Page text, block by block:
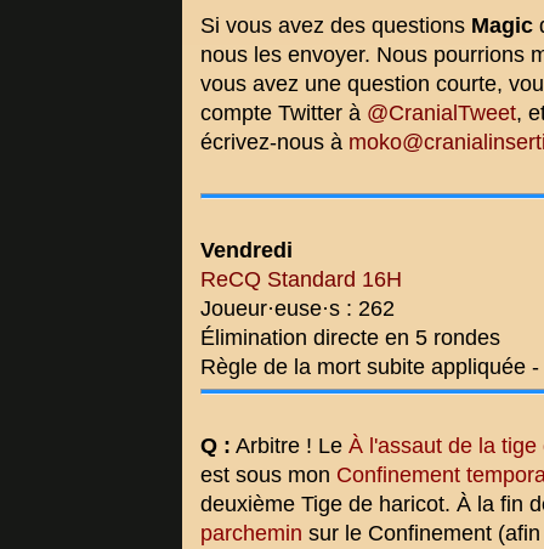
Si vous avez des questions Magic
nous les envoyer. Nous pourrions
vous avez une question courte,
compte Twitter à @CranialTweet,
écrivez-nous à
Vendredi
ReCQ Standard 16H
Joueur·euse·s : 262
Élimination directe en 5 rondes
Règle de la mort subite appliquée
Q : Arbitre ! Le À l'assaut de la tige
est sous mon Confinement
deuxième Tige de haricot. À la fin
parchemin sur le Confinement